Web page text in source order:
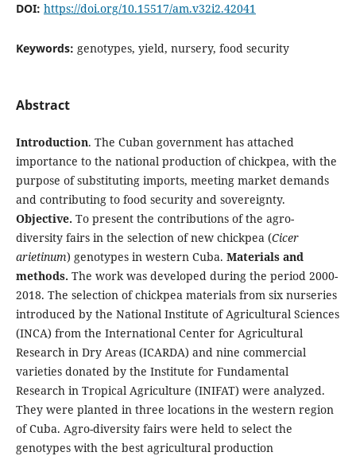
DOI: https://doi.org/10.15517/am.v32i2.42041
Keywords: genotypes, yield, nursery, food security
Abstract
Introduction. The Cuban government has attached
importance to the national production of chickpea, with the
purpose of substituting imports, meeting market demands
and contributing to food security and sovereignty.
Objective. To present the contributions of the agro-
diversity fairs in the selection of new chickpea (Cicer
arietinum) genotypes in western Cuba. Materials and
methods. The work was developed during the period 2000-
2018. The selection of chickpea materials from six nurseries
introduced by the National Institute of Agricultural Sciences
(INCA) from the International Center for Agricultural
Research in Dry Areas (ICARDA) and nine commercial
varieties donated by the Institute for Fundamental
Research in Tropical Agriculture (INIFAT) were analyzed.
They were planted in three locations in the western region
of Cuba. Agro-diversity fairs were held to select the
genotypes with the best agricultural production